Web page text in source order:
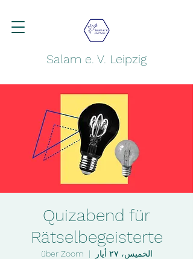
Salam e. V. Leipzig
Quizabend für
Rätselbegeisterte
الخميس، ٢٧ أيار
  |
über Zoom